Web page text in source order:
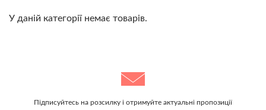
У даній категорії немає товарів.
Підписуйтесь на розсилку і отримуйте актуальні пропозиції